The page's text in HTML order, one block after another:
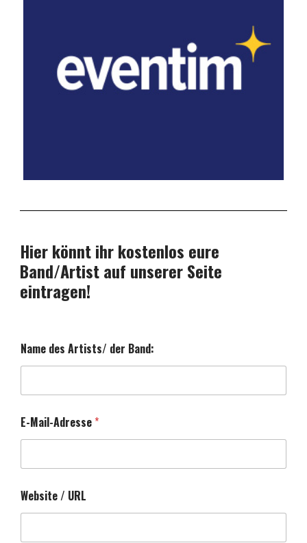
Hier könnt ihr kostenlos eure
Band/Artist auf unserer Seite
eintragen!
Name des Artists/ der Band:
e
s
a
d
:
/
E-Mail-Adresse *
Website / URL